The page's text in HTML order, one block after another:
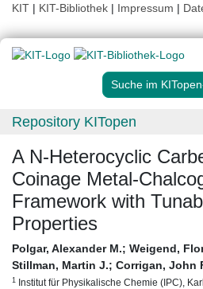
KIT | KIT-Bibliothek | Impressum |
Suche im
Repository KITopen
A N-Heterocyclic
Coinage Metal-
Framework with
Properties
Polgar, Alexander M.; Weigend,
Stillman, Martin J.; Corrigan, John
1 Institut für Physikalische Chemie (IPC),